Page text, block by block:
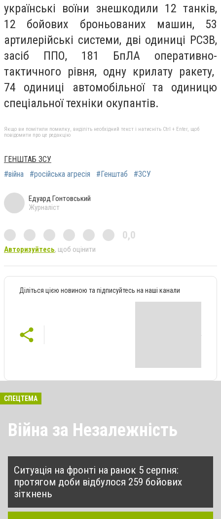
українські воїни знешкодили 12 танків,
12 бойових броньованих машин, 53
артилерійські системи, дві одиниці РСЗВ,
засіб ППО, 181 БпЛА оперативно-
тактичного рівня, одну крилату ракету,
74 одиниці автомобільної та одиницю
спеціальної техніки окупантів.
Якщо ви помітили помилку, виділіть необхідний текст і натисніть Ctrl + Enter, щоб
повідомити про це редакцію
ГЕНШТАБ ЗСУ
#війна
#російська агресія #Генштаб #ЗСУ
Едуард Гонтовський
Журналіст
0,0
Авторизуйтесь, щоб оцінити
Діліться цією новиною та підписуйтесь на наші канали
СПЕЦТЕМА
Війна за Незалежність
Ситуація на фронті на ранок 5 серпня:
протягом доби відбулося 259 бойових
зіткнень